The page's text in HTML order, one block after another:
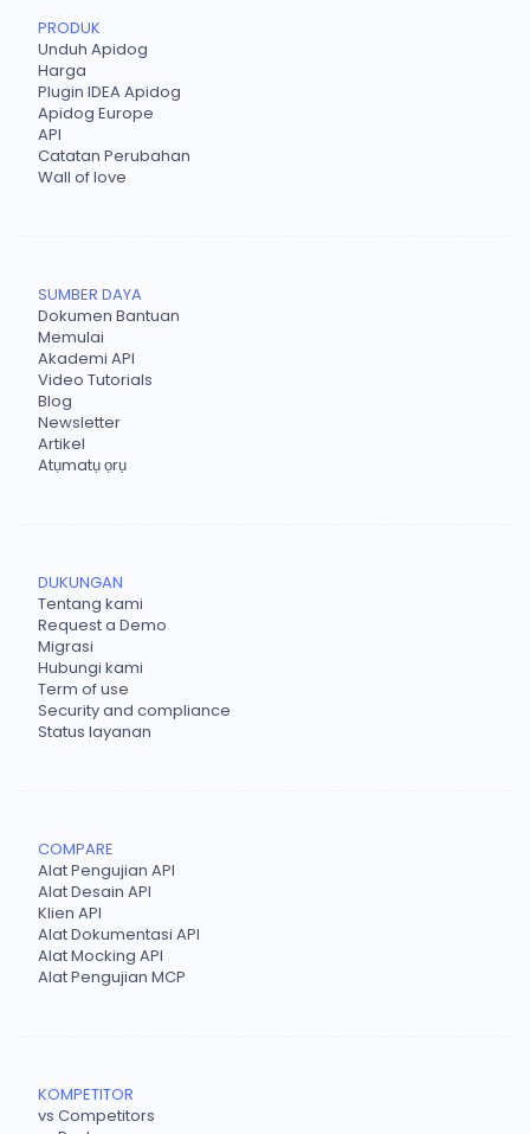
PRODUK
Unduh Apidog
Harga
Plugin IDEA Apidog
Apidog Europe
API
Catatan Perubahan
Wall of love
SUMBER DAYA
Dokumen Bantuan
Memulai
Akademi API
Video Tutorials
Blog
Newsletter
Artikel
Atụmatụ ọrụ
DUKUNGAN
Tentang kami
Request a Demo
Migrasi
Hubungi kami
Term of use
Security and compliance
Status layanan
COMPARE
Alat Pengujian API
Alat Desain API
Klien API
Alat Dokumentasi API
Alat Mocking API
Alat Pengujian MCP
KOMPETITOR
vs Competitors